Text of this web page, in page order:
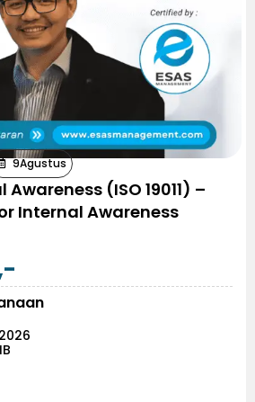
9Agustus
(ISO 19011) –
Internal Awareness